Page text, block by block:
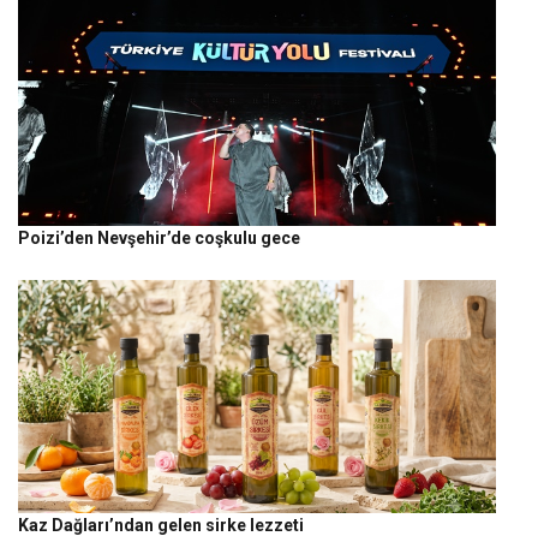
Poizi’den Nevşehir’de coşkulu gece
Kaz Dağları’ndan gelen sirke lezzeti